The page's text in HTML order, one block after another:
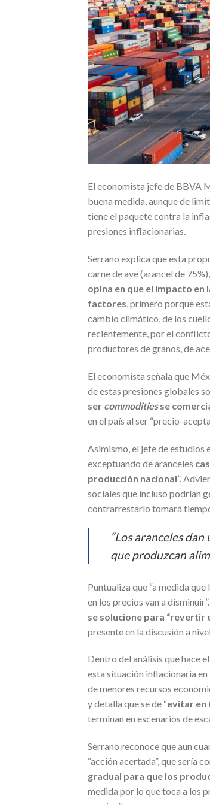
El economista jefe de BBVA
buena medida, aunque de
tiene el paquete contra la
presiones inflacionarias.
Serrano explica que esta
carne de ave (arancel de
opina en que el impacto en
factores, primero porque
cambio climático, de los
recientemente, por el
productores de granos, de
El economista señala que
de estas presiones globales
ser commoditiesse
en el país al ser “precio-
Asimismo, el jefe de estudios
exceptuando de aranceles
producción nacional”.
sociales que incluso podrían
contrarrestarlo tomará
“Los aranceles
que produzcan
Puntualiza que “a medida
en los precios van a
se solucione para “revertir
presente en la discusión a
Dentro del análisis que hace
esta situación inflacionaria
de menores recursos
y detalla que se de “evitar en
terminan en escenarios de
Serrano reconoce que aun
“acción acertada”, que sería
gradual para que los
medida por lo que toca a los